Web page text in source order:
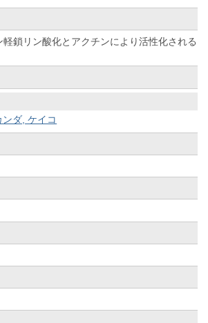
鎖リン酸化とアクチンにより活性化される
ンダ, ケイコ